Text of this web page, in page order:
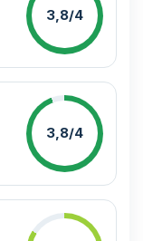
3,8/4
3,8/4